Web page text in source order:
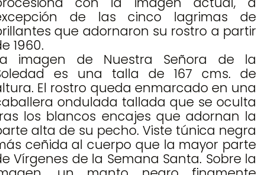
de las cinco lagrimas de
que adornaron su rostro a partir
1960.
imagen de Nuestra Señora de la
es una talla de 167 cms. de
El rostro queda enmarcado en una
ondulada tallada que se oculta
los blancos encajes que adornan la
alta de su pecho. Viste túnica negra
ceñida al cuerpo que la mayor parte
Vírgenes de la Semana Santa. Sobre la